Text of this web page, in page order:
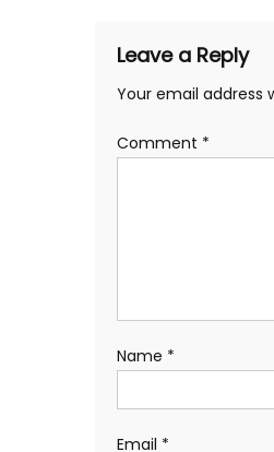
Leave a Reply
Your email address
Comment *
Name *
Email *